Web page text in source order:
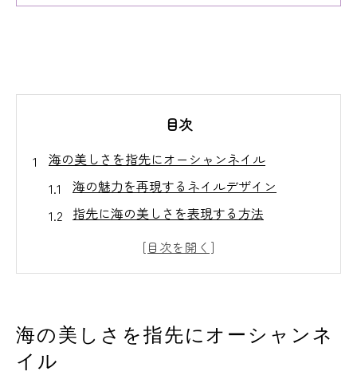
目次
海の美しさを指先にオーシャンネイル
海の魅力を再現するネイルデザイン
指先に海の美しさを表現する方法
オーシャンブルーを活かしたデザイン例
指先に広がる海の魅力を楽しむ
夏にぴったりのオーシャンネイルデザイン
海の美しさを指先にオーシャンネ
イル